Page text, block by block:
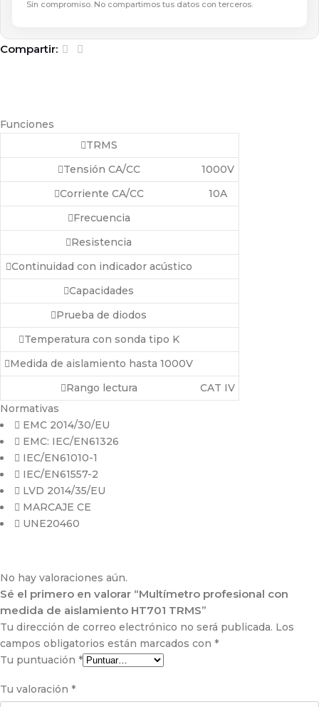
Sin compromiso. No compartimos tus datos con terceros.
Compartir:
Funciones
TRMS
Tensión CA/CC
1000V
Corriente CA/CC
10A
Frecuencia
Resistencia
Continuidad con indicador acústico
Capacidades
Prueba de diodos
Temperatura con sonda tipo K
Medida de aislamiento hasta 1000V
Rango lectura
CAT IV
Normativas
EMC 2014/30/EU
EMC: IEC/EN61326
IEC/EN61010-1
IEC/EN61557-2
LVD 2014/35/EU
MARCAJE CE
UNE20460
No hay valoraciones aún.
Sé el primero en valorar “Multímetro profesional con
medida de aislamiento HT701 TRMS”
Tu dirección de correo electrónico no será publicada. Los
campos obligatorios están marcados con *
Tu puntuación *
Tu valoración *